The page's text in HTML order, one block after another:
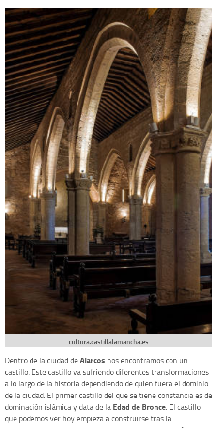
cultura.castillalamancha.es
Dentro de la ciudad deAlarcos nos encontramos con un
castillo. Este castillo va sufriendo diferentes transformaciones
a lo largo de la historia dependiendo de quien fuera el dominio
de la ciudad. El primer castillo del que se tiene constancia es de
dominación islámica y data de la Edad de Bronce. El castillo
que podemos ver hoy empieza a construirse tras la